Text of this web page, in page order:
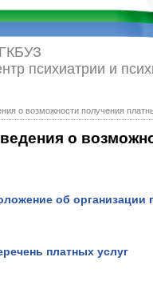
о возможности получения
психиатрии и
о
об организации
платных услуг